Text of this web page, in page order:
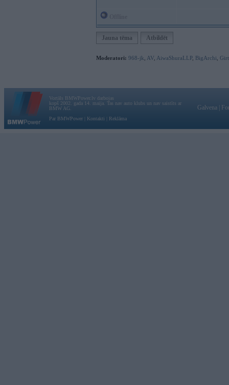
Jauna tēma Atbildēt
Moderatori: 968-jk AV AiwaShuraLLP, BigArchi
Vortāls BMWPower.lv darbojas
kopš 2002. gada 14. maija. Tas nav auto klubs un nav saistīts ar
BMW AG.
Par BMWPower
Kontakti Reklāma
Galvena